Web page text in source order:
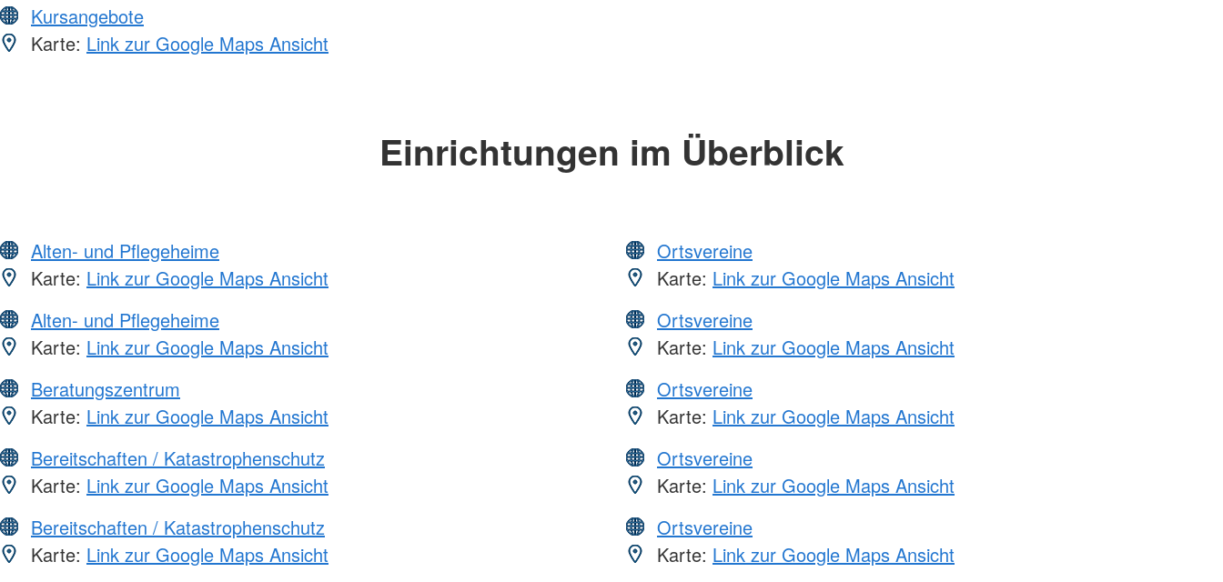
Kursangebote
Karte: Link zur Google Maps Ansicht
Einrichtungen im Überblick
Alten- und Pflegeheime
Karte: Link zur Google Maps Ansicht
Alten- und Pflegeheime
Karte: Link zur Google Maps Ansicht
Beratungszentrum
Karte: Link zur Google Maps Ansicht
Bereitschaften / Katastrophenschutz
Karte: Link zur Google Maps Ansicht
Bereitschaften / Katastrophenschutz
Karte: Link zur Google Maps Ansicht
Ortsvereine
Karte: Link zur Google Maps Ansicht
Ortsvereine
Karte: Link zur Google Maps Ansicht
Ortsvereine
Karte: Link zur Google Maps Ansicht
Ortsvereine
Karte: Link zur Google Maps Ansicht
Ortsvereine
Karte: Link zur Google Maps Ansicht